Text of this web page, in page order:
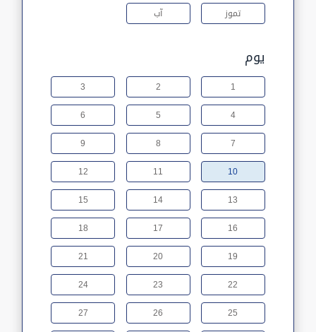
تموز
آب
يوم
1
2
3
4
5
6
7
8
9
10
11
12
13
14
15
16
17
18
19
20
21
22
23
24
25
26
27